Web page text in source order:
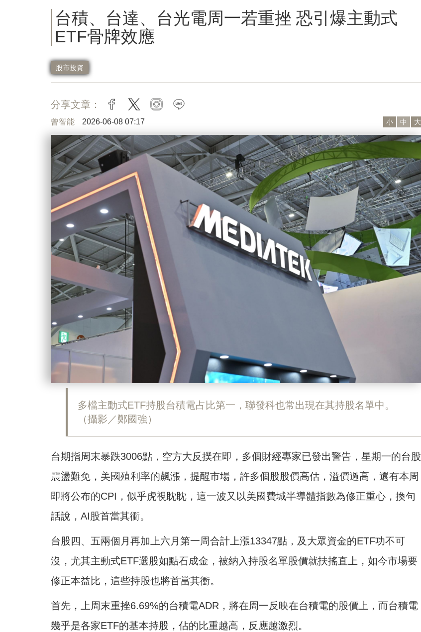
台積、台達、台光電周一若重挫 恐引爆主動式
ETF骨牌效應
股市投資
分享文章： facebook
twitter instagram
曾智能 2026-06-08 07:17 小 中 大
多檔主動式ETF持股台積電占比第一，聯發科也常出現在其持股名單中。
（攝影／鄭國強）
台期指周末暴跌3006點，空方大反撲在即，多個財經專家已發出警告，星期一的台股
震盪難免，美國殖利率的飆漲，提醒市場，許多個股股價高估，溢價過高，還有本周
即將公布的CPI，似乎虎視眈眈，這一波又以美國費城半導體指數為修正重心，換句
話說，AI股首當其衝。
台股四、五兩個月再加上六月第一周合計上漲13347點，及大眾資金的ETF功不可
沒，尤其主動式ETF選股如點石成金，被納入持股名單股價就扶搖直上，如今市場要
修正本益比，這些持股也將首當其衝。
首先，上周末重挫6.69%的台積電ADR，將在周一反映在台積電的股價上，而台積電
幾乎是各家ETF的基本持股，佔的比重越高，反應越激烈。